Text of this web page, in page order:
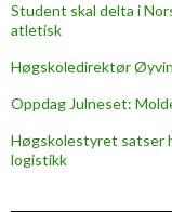
Student skal delta i
atletisk
Høgskoledirektør
Oppdag Julneset:
Høgskolestyret satser
logistikk